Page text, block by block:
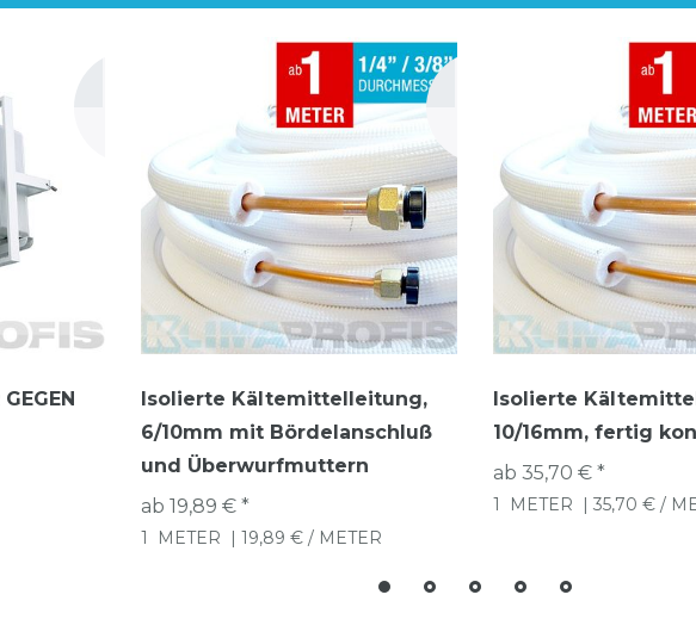
Isolierte Kältemittelleitung,
6/10mm mit Bördelanschluß
und Überwurfmuttern
ab 19,89 € *
1 METER | 19,89 € / METER
Isolierte
10/16mm, fertig
ab 35,70 € *
1 METER | 35,70 € /